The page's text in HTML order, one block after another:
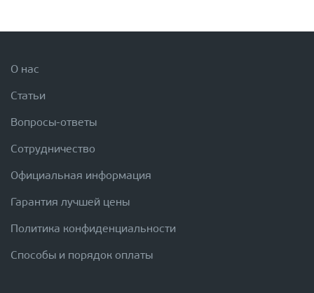
О нас
Статьи
Вопросы-ответы
Сотрудничество
Официальная информация
Гарантия лучшей цены
Политика конфиденциальности
Способы и порядок оплаты